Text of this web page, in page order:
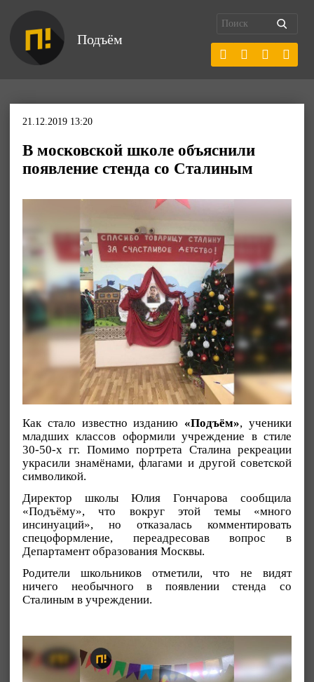
Подъём
21.12.2019 13:20
В московской школе объяснили
появление стенда со Сталиным
Как стало известно изданию «Подъём», ученики
младших классов оформили учреждение в стиле
30-50-х гг. Помимо портрета Сталина рекреации
украсили знамёнами, флагами и другой советской
символикой.
Директор школы Юлия Гончарова сообщила
«Подъёму», что вокруг этой темы «много
инсинуаций», но отказалась комментировать
спецоформление, переадресовав вопрос в
Департамент образования Москвы.
Родители школьников отметили, что не видят
ничего необычного в появлении стенда со
Сталиным в учреждении.